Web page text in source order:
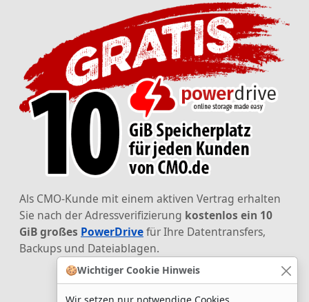
🍪Wichtiger Cookie Hinweis
Als CMO-Kunde mit einem aktiven Vertrag erhalten
Sie nach der Adressverifizierung kostenlos ein 10
GiB großes PowerDrivefür Ihre Datentransfers,
Backups und Dateiablagen.